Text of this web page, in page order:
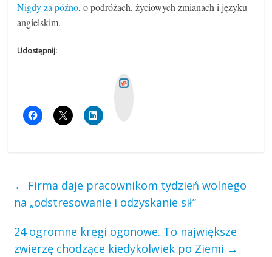
Nigdy za późno, o podróżach, życiowych zmianach i języku
angielskim.
Udostępnij:
← Firma daje pracownikom tydzień wolnego
na „odstresowanie i odzyskanie sił”
24 ogromne kręgi ogonowe. To największe
zwierzę chodzące kiedykolwiek po Ziemi →